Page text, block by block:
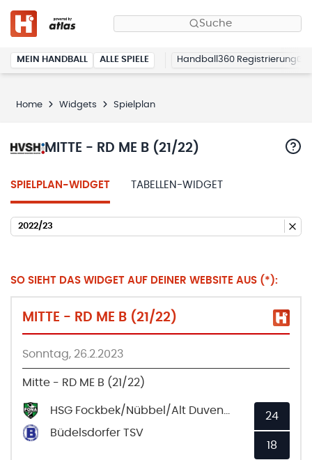
Suche
MEIN HANDBALL ALLE SPIELE Handball360 Registrierung
Home Widgets Spielplan
MITTE - RD ME B (21/22)
SPIELPLAN-WIDGET TABELLEN-WIDGET
2022/23
SO SIEHT DAS WIDGET AUF DEINER WEBSITE AUS (*):
MITTE - RD ME B (21/22)
Sonntag, 26.2.2023
Mitte - RD ME B (21/22)
Büdelsdorfer TSV
24
18